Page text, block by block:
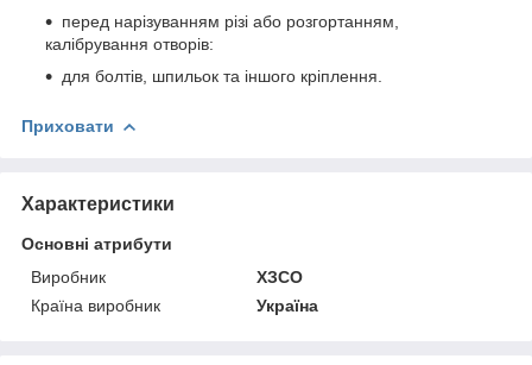
перед нарізуванням різі або розгортанням,
калібрування отворів:
для болтів, шпильок та іншого кріплення.
Приховати
Характеристики
Основні атрибути
Виробник
ХЗСО
Країна виробник
Україна